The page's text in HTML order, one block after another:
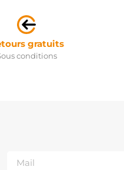
gratuits
conditions